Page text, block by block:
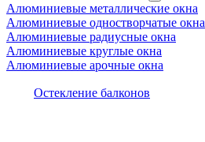
Алюминиевые металлические окна
Алюминиевые одностворчатые окна
Алюминиевые радиусные окна
Алюминиевые круглые окна
Алюминиевые арочные окна
Остекление балконов